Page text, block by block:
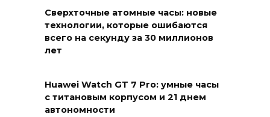
Сверхточные атомные часы: новые
технологии, которые ошибаются
всего на секунду за 30 миллионов
лет
Huawei Watch GT 7 Pro: умные часы
с титановым корпусом и 21 днем
автономности